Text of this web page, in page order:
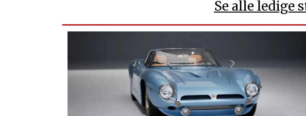
Se alle ledige